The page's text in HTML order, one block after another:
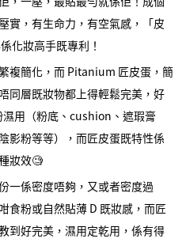
實，有生命力，有空氣感，「皮
化妝高手既專利！
複簡化，而 Pitanium 匠皮蛋，簡
同層既妝物都上得輕鬆完美，好
用（粉底、cushion、遮瑕膏
影粉等等），而匠皮蛋既特性係
妝效🧐
一係密度唔夠，又或者密度過
食粉或自然貼薄 D 既妝感，而匠
到好完美，濕用定乾用，係有得